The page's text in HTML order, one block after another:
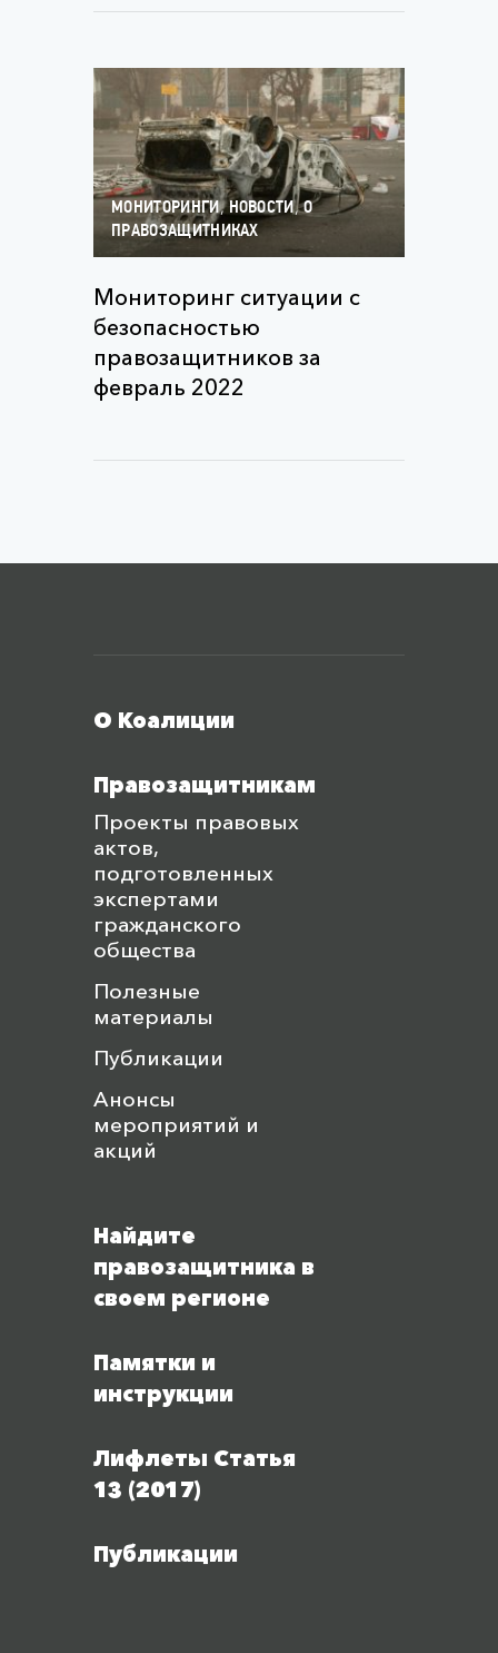
МОНИТОРИНГИ,НОВОСТИ,О
ПРАВОЗАЩИТНИКАХ
Мониторинг ситуации с
безопасностью
правозащитников за
февраль 2022
О Коалиции
Правозащитникам
Проекты правовых
актов,
подготовленных
экспертами
гражданского
общества
Полезные
материалы
Публикации
Анонсы
мероприятий и
акций
Найдите
правозащитника в
своем регионе
Памятки и
инструкции
Лифлеты Статья
13 (2017)
Публикации